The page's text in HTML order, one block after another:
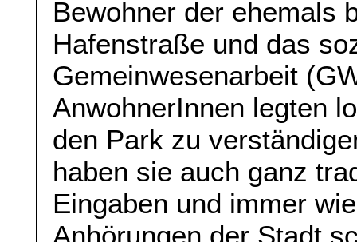
Bewohner der ehemals
Hafenstraße und das
Gemeinwesenarbeit
AnwohnerInnen legten
den Park zu
haben sie auch ganz
Eingaben und immer
Anhörungen der Stadt